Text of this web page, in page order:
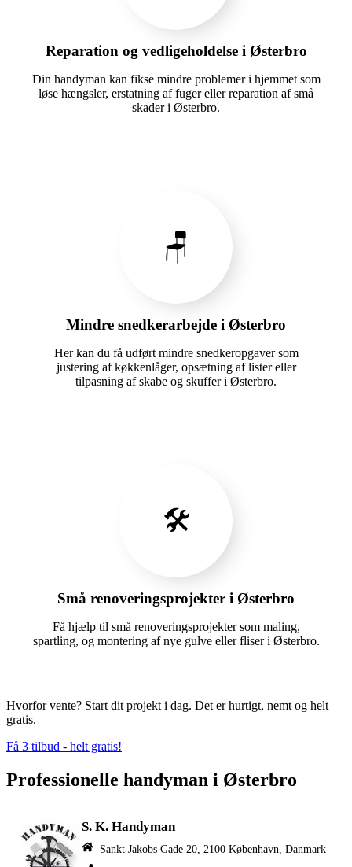
Reparation og vedligeholdelse i Østerbro
Din handyman kan fikse mindre problemer i hjemmet som
løse hængsler, erstatning af fuger eller reparation af små
skader i Østerbro.
🪑
Mindre snedkerarbejde i Østerbro
Her kan du få udført mindre snedkeropgaver som
justering af køkkenlåger, opsætning af lister eller
tilpasning af skabe og skuffer i Østerbro.
🛠️
Små renoveringsprojekter i Østerbro
Få hjælp til små renoveringsprojekter som maling,
spartling, og montering af nye gulve eller fliser i Østerbro.
Hvorfor vente? Start dit projekt i dag. Det er hurtigt, nemt og helt
gratis.
Få 3 tilbud - helt gratis!
Professionelle handyman i Østerbro
S. K. Handyman
Sankt Jakobs Gade 20, 2100 København, Danmark